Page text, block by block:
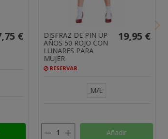
DISFRAZ DE THOR
CLASSIC OPP PARA
DISPONIBLE CON OTRAS
24,95 €
Añadir
CHALECO
MARRON